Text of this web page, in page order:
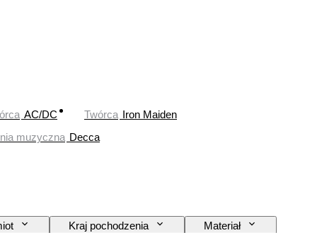
AC/DC Twórca Iron Maiden
muzyczna Decca
Kraj pochodzenia
Materiał